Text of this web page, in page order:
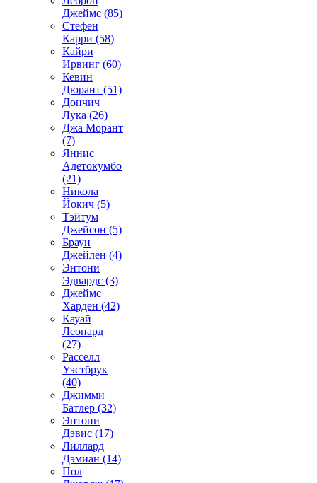
Джеймс (85)
Стефен
Карри (58)
Кайри
Ирвинг (60)
Кевин
Дюрант (51)
Дончич
Лука (26)
Джа Морант
(7)
Яннис
Адетокумбо
(21)
Никола
Йокич (5)
Тэйтум
Джейсон (5)
Браун
Джейлен (4)
Энтони
Эдвардс (3)
Джеймс
Харден (42)
Кауай
Леонард
(27)
Расселл
Уэстбрук
(40)
Джимми
Батлер (32)
Энтони
Дэвис (17)
Лиллард
Дэмиан (14)
Пол